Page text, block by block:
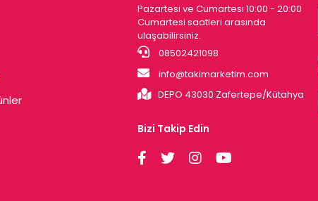
Pazartesi ve Cumartesi 10:00 - 20:00
Cumartesi saatleri arasında
ulaşabilirsiniz.
08502421098
info@takimarketim.com
DEPO 43030 Zafertepe/Kütahya
Bizi Takip Edin